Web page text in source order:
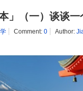
」（一）谈谈
Comment: 0 Author: